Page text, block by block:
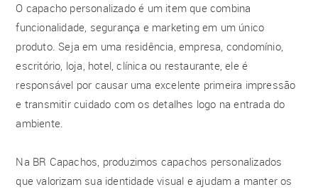
O capacho personalizado é um item que combina
funcionalidade, segurança e marketing em um único
produto. Seja em uma residência, empresa, condomínio,
escritório, loja, hotel, clínica ou restaurante, ele é
responsável por causar uma excelente primeira impressão
e transmitir cuidado com os detalhes logo na entrada do
ambiente.
Na BR Capachos, produzimos capachos personalizados
que valorizam sua identidade visual e ajudam a manter os